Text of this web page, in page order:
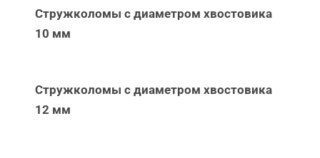
Стружколомы с диаметром хвостовика
10 мм
Стружколомы с диаметром хвостовика
12 мм